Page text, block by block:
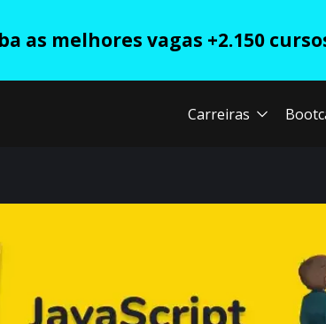
as melhores vagas +2.150
Carreiras